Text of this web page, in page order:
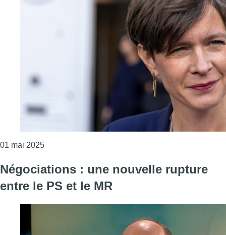
01 mai 2025Consulter l'article "Cieltje Van Achter (N-VA) et
Négociations : une nouvelle rupture
entre le PS et le MR